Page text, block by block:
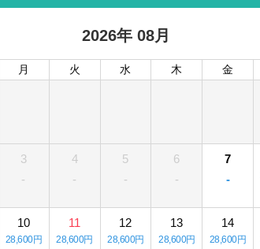
2026年 08月
月 火 水 木 金
3
-
4
-
5
-
6
-
7
-
10
28,600円
11
28,600円
12
28,600円
13
28,600円
14
28,600円